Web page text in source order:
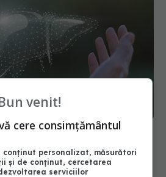
Dr. Speranța Iacob:
mare
venit!
cere consimțământul
conținut personalizat, măsurători
și de conținut, cercetarea
serviciilor